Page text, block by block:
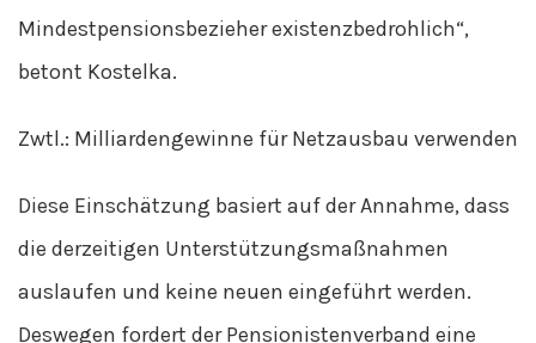
Mindestpensionsbezieher existenzbedrohlich“,
betont Kostelka.
Zwtl.: Milliardengewinne für Netzausbau verwenden
Diese Einschätzung basiert auf der Annahme, dass
die derzeitigen Unterstützungsmaßnahmen
auslaufen und keine neuen eingeführt werden.
Deswegen fordert der Pensionistenverband eine